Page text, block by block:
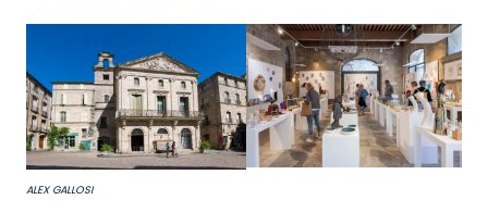
ALEX GALLOSI